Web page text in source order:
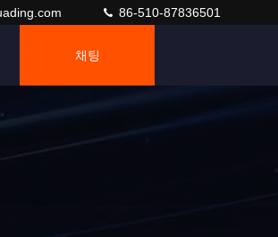
86-510-87836501
채팅